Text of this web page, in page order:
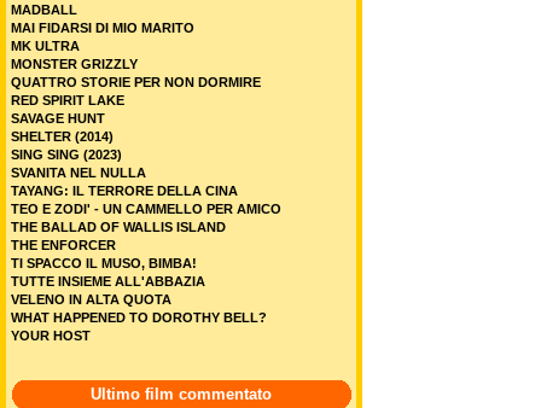
MADBALL
MAI FIDARSI DI MIO MARITO
MK ULTRA
MONSTER GRIZZLY
QUATTRO STORIE PER NON DORMIRE
RED SPIRIT LAKE
SAVAGE HUNT
SHELTER (2014)
SING SING (2023)
SVANITA NEL NULLA
TAYANG: IL TERRORE DELLA CINA
TEO E ZODI' - UN CAMMELLO PER AMICO
THE BALLAD OF WALLIS ISLAND
THE ENFORCER
TI SPACCO IL MUSO, BIMBA!
TUTTE INSIEME ALL'ABBAZIA
VELENO IN ALTA QUOTA
WHAT HAPPENED TO DOROTHY BELL?
YOUR HOST
Ultimo film commentato